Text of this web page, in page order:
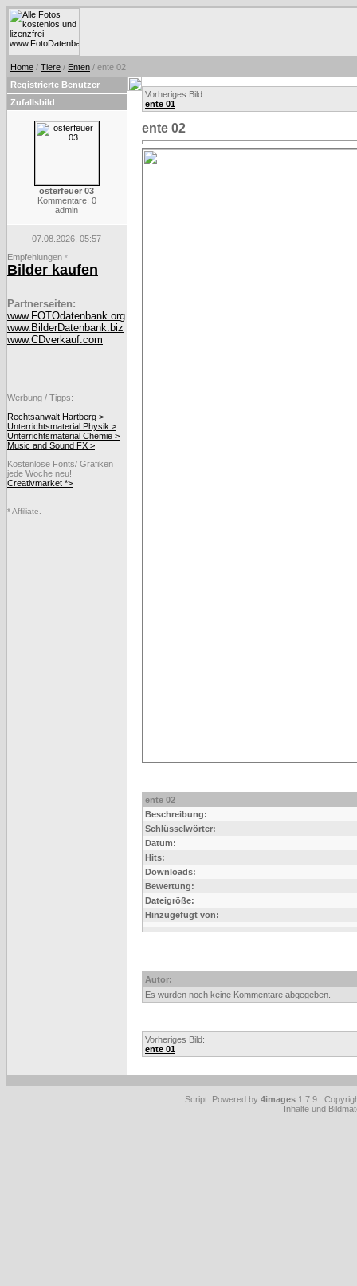
Home / Tiere / Enten / ente 02
Registrierte Benutzer
Zufallsbild
osterfeuer 03
Kommentare: 0
admin
07.08.2026, 05:57
Empfehlungen *
Bilder kaufen
Partnerseiten:
www.FOTOdatenbank.org
www.BilderDatenbank.biz
www.CDverkauf.com
Werbung / Tipps:
Rechtsanwalt Hartberg >
Unterrichtsmaterial Physik >
Unterrichtsmaterial Chemie >
Music and Sound FX >
Kostenlose Fonts/ Grafiken
jede Woche neu!
Creativmarket *>
* Affiliate.
Vorheriges Bild:
ente 01
ente 02
ente 02
Beschreibung:
Schlüsselwörter:
Datum:
Hits:
Downloads:
Bewertung:
Dateigröße:
Hinzugefügt von:
Autor:
Es wurden noch keine Kommentare abgegeben.
Vorheriges Bild:
ente 01
Script: Powered by 4images 1.7.9
Inhalte und